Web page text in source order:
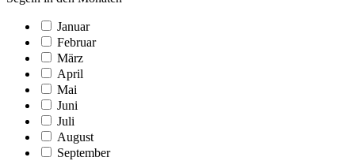
Januar
Februar
März
April
Mai
Juni
Juli
August
September